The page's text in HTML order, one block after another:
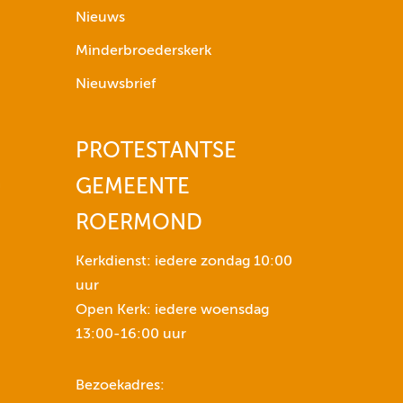
j
e
t
s
e
v
Nieuws
Minderbroederskerk
Nieuwsbrief
PROTESTANTSE
GEMEENTE
ROERMOND
Kerkdienst: iedere zondag 10:00
uur
Open Kerk: iedere woensdag
13:00-16:00 uur
Bezoekadres: